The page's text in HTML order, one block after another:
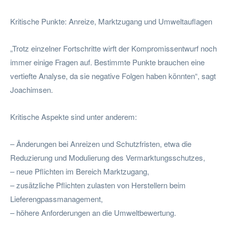
Kritische Punkte: Anreize, Marktzugang und Umweltauflagen
„Trotz einzelner Fortschritte wirft der Kompromissentwurf noch
immer einige Fragen auf. Bestimmte Punkte brauchen eine
vertiefte Analyse, da sie negative Folgen haben könnten“, sagt
Joachimsen.
Kritische Aspekte sind unter anderem:
– Änderungen bei Anreizen und Schutzfristen, etwa die
Reduzierung und Modulierung des Vermarktungsschutzes,
– neue Pflichten im Bereich Marktzugang,
– zusätzliche Pflichten zulasten von Herstellern beim
Lieferengpassmanagement,
– höhere Anforderungen an die Umweltbewertung.